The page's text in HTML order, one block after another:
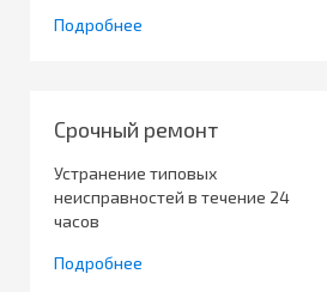
Подробнее
Срочный ремонт
Устранение типовых
неисправностей в течение 24
часов
Подробнее